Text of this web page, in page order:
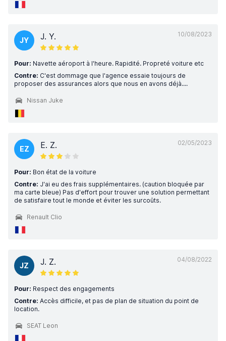
10/08/2023
JY J. Y.
Pour: Navette aéroport à l'heure. Rapidité. Propreté voiture etc
Contre: C'est dommage que l'agence essaie toujours de
proposer des assurances alors que nous en avons déjà....
Nissan Juke
02/05/2023
EZ E. Z.
Pour: Bon état de la voiture
Contre: J'ai eu des frais supplémentaires. (caution bloquée par
ma carte bleue) Pas d'effort pour trouver une solution permettant
de satisfaire tout le monde et éviter les surcoûts.
Renault Clio
04/08/2022
JZ J. Z.
Pour: Respect des engagements
Contre: Accès difficile, et pas de plan de situation du point de
location.
SEAT Leon